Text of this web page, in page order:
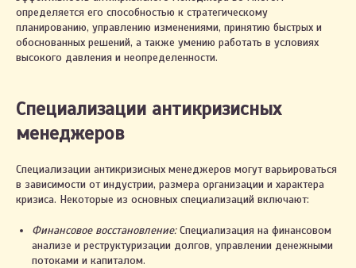
определяется его способностью к стратегическому
планированию, управлению изменениями, принятию быстрых и
обоснованных решений, а также умению работать в условиях
высокого давления и неопределенности.
Специализации антикризисных
менеджеров
Специализации антикризисных менеджеров могут варьироваться
в зависимости от индустрии, размера организации и характера
кризиса. Некоторые из основных специализаций включают:
Финансовое восстановление:Специализация на финансовом
анализе и реструктуризации долгов, управлении денежными
потоками и капиталом.